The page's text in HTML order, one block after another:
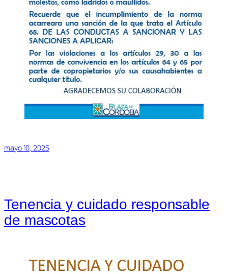
mayo 10, 2025
Tenencia y cuidado responsable
de mascotas